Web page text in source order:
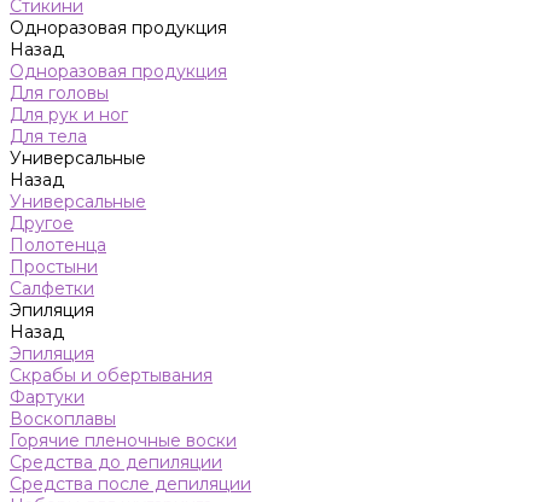
Стикини
Одноразовая продукция
Назад
Одноразовая продукция
Для головы
Для рук и ног
Для тела
Универсальные
Назад
Универсальные
Другое
Полотенца
Простыни
Салфетки
Эпиляция
Назад
Эпиляция
Скрабы и обертывания
Фартуки
Воскоплавы
Горячие пленочные воски
Средства до депиляции
Средства после депиляции